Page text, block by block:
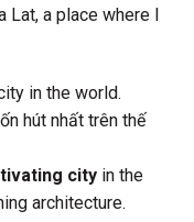
Lat, a place where I
in the world.
hút nhất trên thế
city in the
architecture.